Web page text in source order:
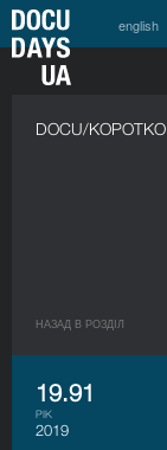
english
DOCU/КОРОТКО
НАЗАД В РОЗДIЛ
19.91
РІК
2019